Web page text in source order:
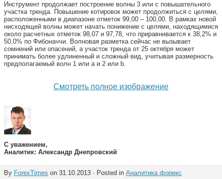
Инструмент продолжает построение волны 3 или с повышательного
участка тренда. Повышение котировок может продолжиться с целями,
расположенными в диапазоне отметок 99,00 – 100,00. В рамках новой
нисходящей волны может начать понижение с целями, находящимися
около расчетных отметок 98,07 и 97,78, что приравнивается к 38,2% и
50,0% по Фибоначчи. Волновая разметка сейчас не вызывает
сомнений или опасений, а участок тренда от 25 октября может
принимать более удлиненный и сложный вид, учитывая размерность
предполагаемый волн 1 или а и 2 или b.
Смотреть полное изображение
С уважением,
Аналитик: Александр Днепровский
By ForexTimes on 31.10.2013 · Posted in Аналитика форекс